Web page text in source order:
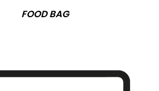
FOOD BAG